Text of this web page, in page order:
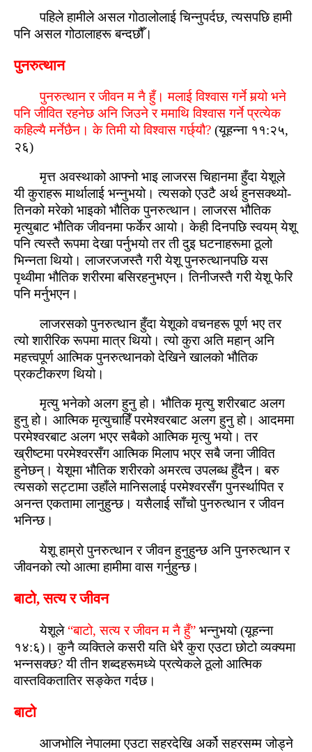
पहिले हामीले असल गोठालोलाई चिन्नुपर्दछ, त्यसपछि हामी
पनि असल गोठालाहरू बन्‍दछौँ।
पुनरुत्‍थान
पुनरुत्‍थान र जीवन म नै हुँ। मलाई विश्‍वास गर्ने मर्‍यो भने
पनि जीवित रहनेछ अनि जिउने र ममाथि विश्‍वास गर्ने प्रत्येक
कहिल्यै मर्नेछैन। के तिमी यो विश्‍वास गर्छ्यौ? (यूहन्ना ११:२५,
२६)
मृत्त अवस्‍थाको आफ्‍नो भाइ लाजरस चिहानमा हुँदा येशूले
यी कुराहरू मार्थालाई भन्नुभयो। त्यसको एउटै अर्थ हुनसक्‍थ्यो-
तिनको मरेको भाइको भौतिक पुनरुत्‍थान। लाजरस भौतिक
मृत्युबाट भौतिक जीवनमा फर्केर आयो। केही दिनपछि स्‍वयम् येशू
पनि त्यस्‍तै रूपमा देखा पर्नुभयो तर ती दुइ घटनाहरूमा ठूलो
भिन्नता थियो। लाजरजजस्‍तै गरी येशू पुनरुत्‍थानपछि यस
पृथ्‍वीमा भौतिक शरीरमा बसिरहनुभएन। तिनीजस्‍तै गरी येशू फेरि
पनि मर्नुभएन।
लाजरसको पुनरुत्‍थान हुँदा येशूको वचनहरू पूर्ण भए तर
त्यो शारीरिक रूपमा मात्र थियो। त्यो कुरा अति महान् अनि
महत्त्‍वपूर्ण आत्‍मिक पुनरुत्‍थानको देखिने खालको भौतिक
प्रकटीकरण थियो।
मृत्यु भनेको अलग हुनु हो। भौतिक मृत्यु शरीरबाट अलग
हुनु हो। आत्‍मिक मृत्युचाहिँ परमेश्‍वरबाट अलग हुनु हो। आदममा
परमेश्‍वरबाट अलग भएर सबैको आत्‍मिक मृत्यु भयो। तर
ख्रीष्‍टमा परमेश्‍वरसँग आत्‍मिक मिलाप भएर सबै जना जीवित
हुनेछन्। येशूमा भौतिक शरीरको अमरत्‍व उपलब्‍ध हुँदैन। बरु
त्यसको सट्टामा उहाँले मानिसलाई परमेश्‍वरसँग पुनर्स्‍थापित र
अनन्‍त एकतामा लानुहुन्‍छ। यसैलाई साँचो पुनरुत्‍थान र जीवन
भनिन्‍छ।
येशू हाम्रो पुनरुत्‍थान र जीवन हुनुहुन्‍छ अनि पुनरुत्‍थान र
जीवनको त्यो आत्‍मा हामीमा वास गर्नुहुन्‍छ।
बाटो, सत्य र जीवन
येशूले “बाटो, सत्य र जीवन म नै हुँ” भन्नुभयो (यूहन्ना
१४:६)। कुनै व्यक्तिले कसरी यति धेरै कुरा एउटा छोटो व्यक्यमा
भन्नसक्‍छ? यी तीन शब्‍दहरूमध्ये प्रत्येकले ठूलो आत्‍मिक
वास्‍तविकतातिर सङ्केत गर्दछ।
बाटो
आजभोलि नेपालमा एउटा सहरदेखि अर्को सहरसम्म जोड्ने